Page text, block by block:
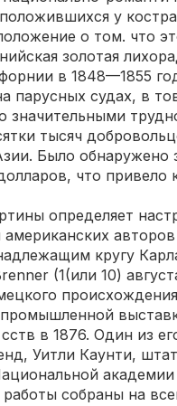
у
о том. что
золотая
в 1848—1855
парусных судах, в
значительными
тысяч
Было обнаружено
что
определяет
американских
кругу
(1(или 10)
в 1876. Один из
Уитли Каунти,
работы собраны на